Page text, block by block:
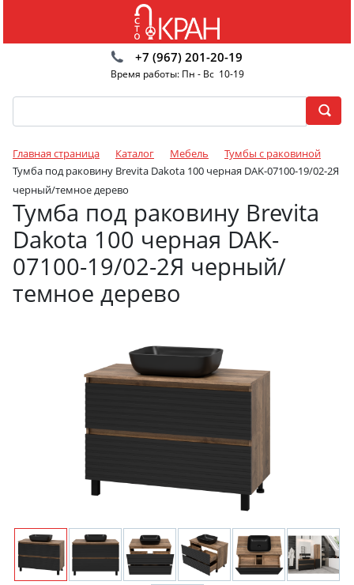
+7 (967) 201-20-19
Время работы: Пн - Вс 10-19
Главная страница Каталог Мебель
Тумбы с раковиной
Тумба под раковину Brevita Dakota 100 черная DAK-07100-19/02-2Я
черный/темное дерево
Тумба под раковину Brevita
Dakota 100 черная DAK-
07100-19/02-2Я черный/
темное дерево